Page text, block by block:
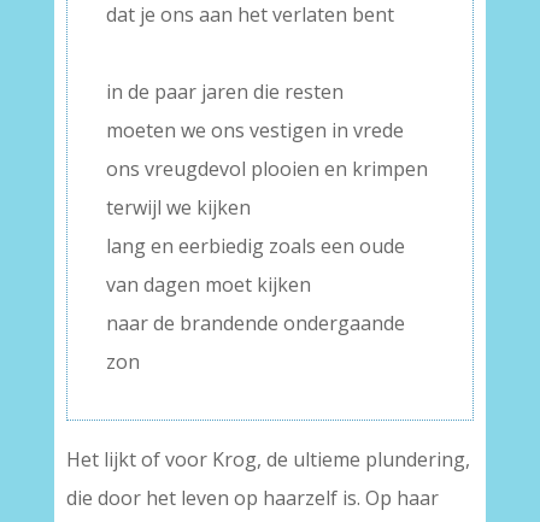
dat je ons aan het verlaten bent
in de paar jaren die resten
moeten we ons vestigen in vrede
ons vreugdevol plooien en krimpen
terwijl we kijken
lang en eerbiedig zoals een oude
van dagen moet kijken
naar de brandende ondergaande
zon
Het lijkt of voor Krog, de ultieme plundering,
die door het leven op haarzelf is. Op haar